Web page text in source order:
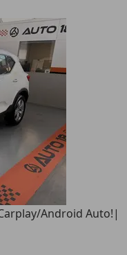
Android Auto!|